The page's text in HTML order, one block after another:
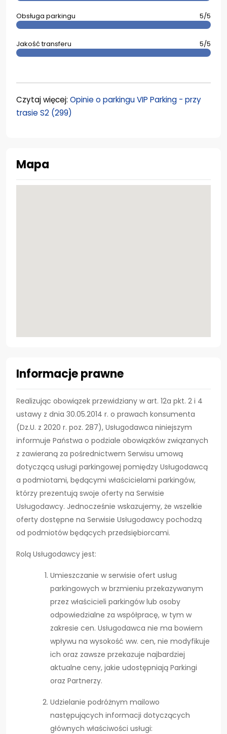
Obsługa parkingu 5/5
Jakość transferu 5/5
Czytaj więcej: Opinie o parkingu VIP Parking - przy
trasie S2 (299)
Mapa
Informacje prawne
Realizując obowiązek przewidziany w art. 12a pkt. 2 i 4
ustawy z dnia 30.05.2014 r. o prawach konsumenta
(Dz.U. z 2020 r. poz. 287), Usługodawca niniejszym
informuje Państwa o podziale obowiązków związanych
z zawieraną za pośrednictwem Serwisu umową
dotyczącą usługi parkingowej pomiędzy Usługodawcą
a podmiotami, będącymi właścicielami parkingów,
którzy prezentują swoje oferty na Serwisie
Usługodawcy. Jednocześnie wskazujemy, że wszelkie
oferty dostępne na Serwisie Usługodawcy pochodzą
od podmiotów będących przedsiębiorcami.
Rolą Usługodawcy jest:
Umieszczanie w serwisie ofert usług
parkingowych w brzmieniu przekazywanym
przez właścicieli parkingów lub osoby
odpowiedzialne za współpracę, w tym w
zakresie cen. Usługodawca nie ma bowiem
wpływu na wysokość ww. cen, nie modyfikuje
ich oraz zawsze przekazuje najbardziej
aktualne ceny, jakie udostępniają Parkingi
oraz Partnerzy.
Udzielanie podróżnym mailowo
następujących informacji dotyczących
głównych właściwości usługi: